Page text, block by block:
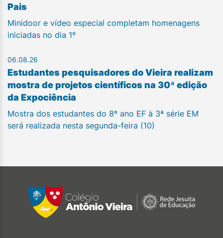
Pais
Minidoor e vídeo especial completam homenagens
iniciadas no dia 1º
06.08.26
Estudantes pesquisadores do Vieira realizam
mostra de projetos científicos na 30ª edição
da Expociência
Mostra dos estudantes do 8º ano EF à 3ª série EM
será realizada nesta segunda-feira (10)